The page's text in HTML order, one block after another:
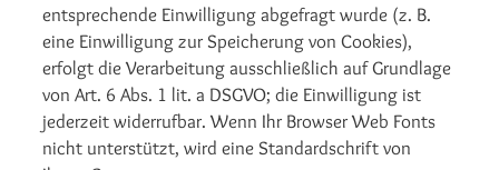
entsprechende Einwilligung abgefragt wurde (z. B.
eine Einwilligung zur Speicherung von Cookies),
erfolgt die Verarbeitung ausschließlich auf Grundlage
von Art. 6 Abs. 1 lit. a DSGVO; die Einwilligung ist
jederzeit widerrufbar. Wenn Ihr Browser Web Fonts
nicht unterstützt, wird eine Standardschrift von